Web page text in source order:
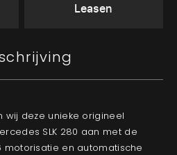
Leasen
wij deze unieke origineel
SLK 280 aan met de
en automatische